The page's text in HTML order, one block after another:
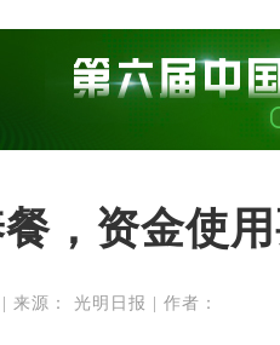
，资金使
来源： 光明日报 | 作者：